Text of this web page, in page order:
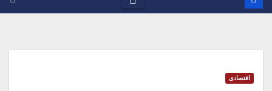
اقتصادی